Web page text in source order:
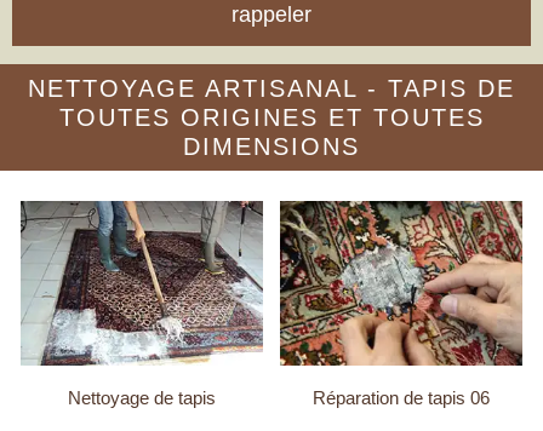
NETTOYAGE ARTISANAL - TAPIS DE
TOUTES ORIGINES ET TOUTES
DIMENSIONS
Nettoyage de tapis Réparation de tapis 06